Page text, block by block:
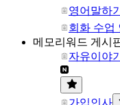
영어말하
회화 수업
메모리워드 게시
자유이야
가입인사